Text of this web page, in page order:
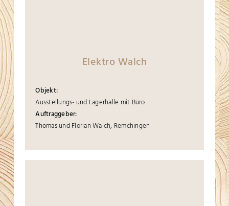
Elektro Walch
Objekt:
Ausstellungs- und Lagerhalle mit Büro
Auftraggeber:
Thomas und Florian Walch, Remchingen